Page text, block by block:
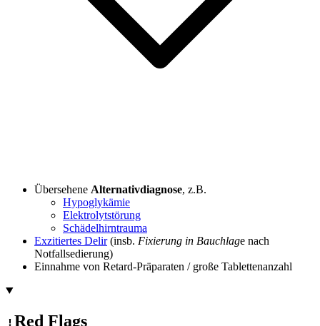
Übersehene Alternativdiagnose, z.B.
Hypoglykämie
Elektrolytstörung
Schädelhirntrauma
Exzitiertes Delir(insb. Fixierung in Bauchlage nach
Notfallsedierung)
Einnahme von Retard-Präparaten / große Tablettenanzahl
Red Flags